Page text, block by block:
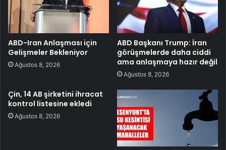
ABD-Iran Anlaşması için
Gelişmeler Bekleniyor
Ağustos 8, 2026
ABD Başkanı Trump: İran
görüşmelerde daha ciddi
ama anlaşmaya hazır değil
Ağustos 8, 2026
Çin, 14 AB şirketini ihracat
kontrol listesine ekledi
Ağustos 8, 2026